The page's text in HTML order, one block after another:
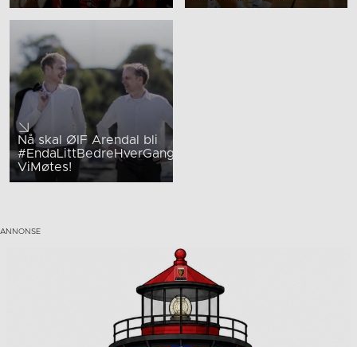
Nå skal ØIF Arendal bli
#EndaLittBedreHverGang
ViMøtes!